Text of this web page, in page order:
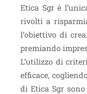
Etica Sgr è
rivolti a
l’obiettivo di
premiando
L’utilizzo di
efficace,
di Etica Sgr